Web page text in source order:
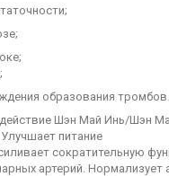
образования тромбов.
Шэн Май Инь/Шэн
питание
сократительную
артерий. Нормализует